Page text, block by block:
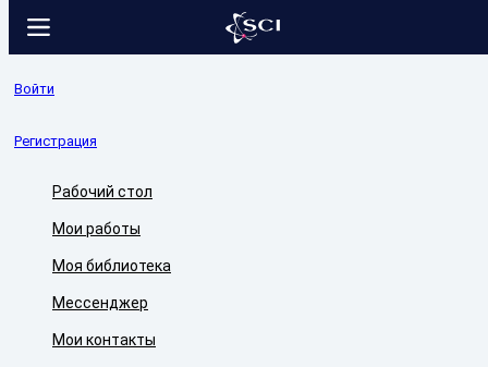
Войти
Регистрация
Рабочий стол
Мои работы
Моя библиотека
Мессенджер
Мои контакты